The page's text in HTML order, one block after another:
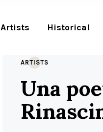
Artists Historical
ARTISTS
Una